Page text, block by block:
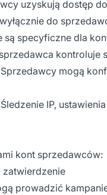
uzyskują dostęp
do
są specyficzne dla
kontroluje
mogą
IP,
kont sprzedawców:
zatwierdzenie
prowadzić